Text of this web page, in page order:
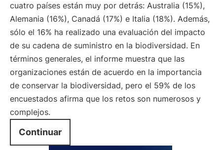
cuatro países están muy por detrás: Australia (15%),
Alemania (16%), Canadá (17%) e Italia (18%). Además,
sólo el 16% ha realizado una evaluación del impacto
de su cadena de suministro en la biodiversidad. En
términos generales, el informe muestra que las
organizaciones están de acuerdo en la importancia
de conservar la biodiversidad, pero el 59% de los
encuestados afirma que los retos son numerosos y
complejos.
Continuar